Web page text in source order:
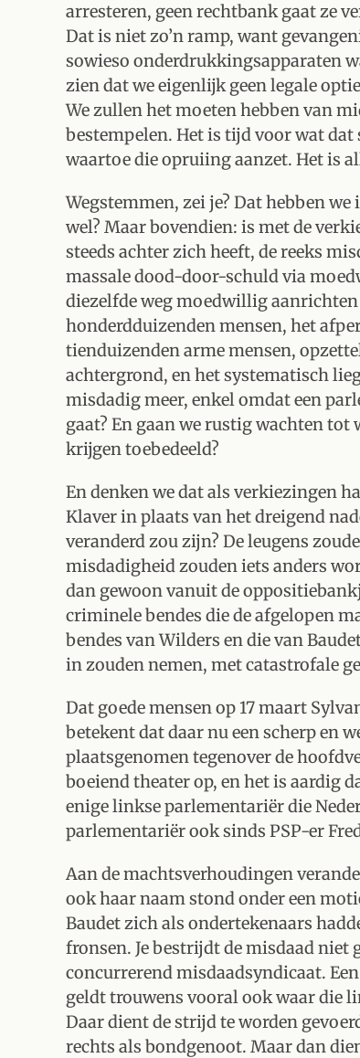
arresteren, geen rechtbank gaat ze
Dat is niet zo’n ramp, want
sowieso onderdrukkingsapparaten
zien dat we eigenlijk geen legale
We zullen het moeten hebben van
bestempelen. Het is tijd voor wat
waartoe die opruiing aanzet. Het is
Wegstemmen, zei je? Dat hebben
wel? Maar bovendien: is met de
steeds achter zich heeft, de reeks
massale dood-door-schuld via
diezelfde weg moedwillig
honderdduizenden mensen, het
tienduizenden arme mensen,
achtergrond, en het systematisch
misdadig meer, enkel omdat een
gaat? En gaan we rustig wachten
krijgen toebedeeld?
En denken we dat als verkiezingen
Klaver in plaats van het dreigend
veranderd zou zijn? De leugens
misdadigheid zouden iets anders
dan gewoon vanuit de
criminele bendes die de afgelopen
bendes van Wilders en die van
in zouden nemen, met catastrofale
Dat goede mensen op 17 maart
betekent dat daar nu een scherp en
plaatsgenomen tegenover de
boeiend theater op, en het is aardig
enige linkse parlementariër die
parlementariër ook sinds PSP-er
Aan de machtsverhoudingen
ook haar naam stond onder een
Baudet zich als ondertekenaars
fronsen. Je bestrijdt de misdaad niet
concurrerend misdaadsyndicaat.
geldt trouwens vooral ook waar die
Daar dient de strijd te worden
rechts als bondgenoot. Maar dan